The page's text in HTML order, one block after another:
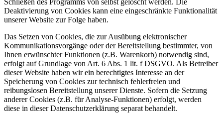
Schließen des Programms von selbst gelöscht werden. Die
Deaktivierung von Cookies kann eine eingeschränkte Funktionalität
unserer Website zur Folge haben.
Das Setzen von Cookies, die zur Ausübung elektronischer
Kommunikationsvorgänge oder der Bereitstellung bestimmter, von
Ihnen erwünschter Funktionen (z.B. Warenkorb) notwendig sind,
erfolgt auf Grundlage von Art. 6 Abs. 1 lit. f DSGVO. Als Betreiber
dieser Website haben wir ein berechtigtes Interesse an der
Speicherung von Cookies zur technisch fehlerfreien und
reibungslosen Bereitstellung unserer Dienste. Sofern die Setzung
anderer Cookies (z.B. für Analyse-Funktionen) erfolgt, werden
diese in dieser Datenschutzerklärung separat behandelt.